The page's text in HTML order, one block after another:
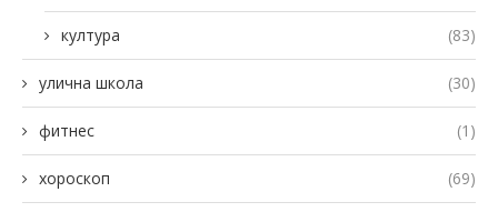
култура (83)
улична школа (30)
фитнес (1)
хороскоп (69)